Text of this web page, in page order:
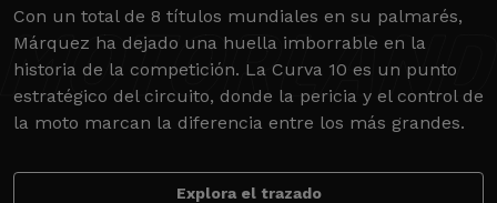
Con un total de 8 títulos mundiales en su palmarés,
Márquez ha dejado una huella imborrable en la
historia de la competición. La Curva 10 es un punto
estratégico del circuito, donde la pericia y el control de
la moto marcan la diferencia entre los más grandes.
Explora el trazado